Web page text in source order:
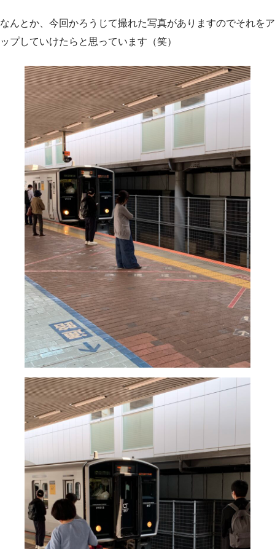
なんとか、今回かろうじて撮れた写真がありますのでそれをア
ップしていけたらと思っています（笑）